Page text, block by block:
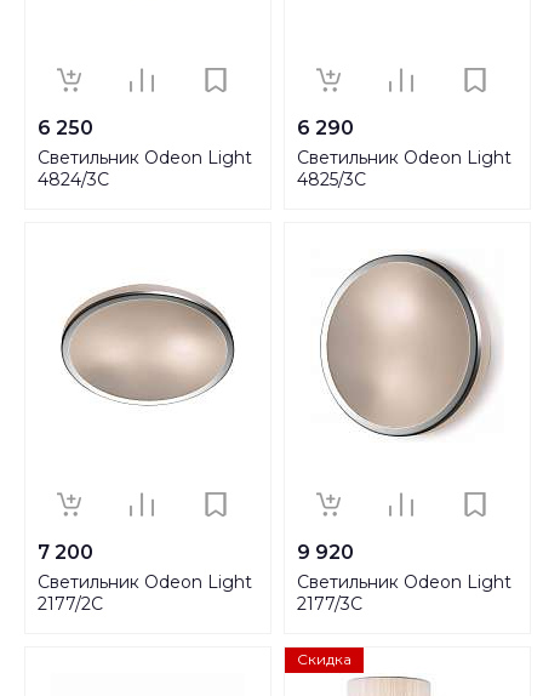
6 250
Светильник Odeon Light
4824/3C
6 290
Светильник Odeon Light
4825/3C
7 200
Светильник Odeon Light
2177/2C
9 920
Светильник Odeon Light
2177/3C
Скидка